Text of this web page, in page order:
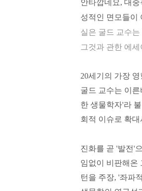
안타깝네요, 대
성적인 면모들이
실은 굴드 교수
그것과 관한 에
20세기의 가장
굴드 교수는 이
한 생물학자'라
회적 이슈로 확
진화를 곧 '발전'
임없이 비판해온
턴을 주장, '좌파